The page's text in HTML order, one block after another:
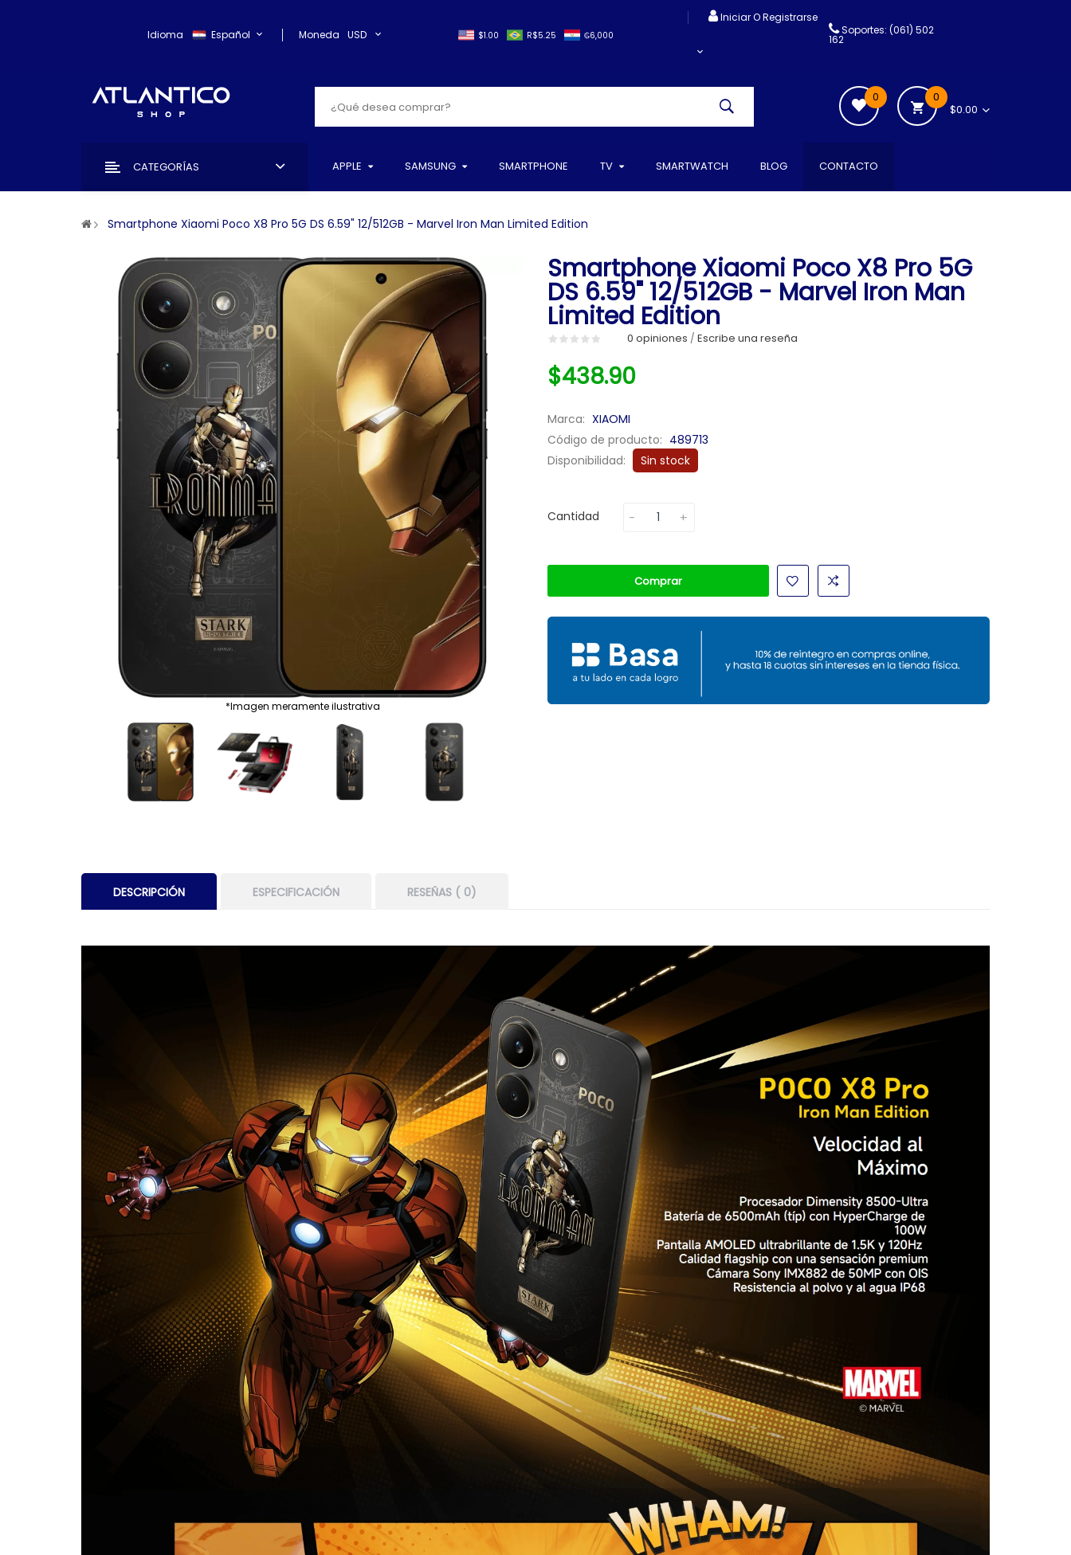
Idioma Español Moneda USD $1.00 ₲6,000
R$5.25
Iniciar O Registrarse
Soportes: (061) 502
162
0
$0.00
0
CATEGORÍAS APPLE SAMSUNG SMARTPHONE TV SMARTWATCH BLOG CONTACTO
Smartphone Xiaomi Poco X8 Pro 5G DS 6.59" 12/512GB - Marvel Iron Man Limited Edition
*Imagen meramente ilustrativa
Smartphone Xiaomi Poco X8 Pro 5G
DS 6.59" 12/512GB - Marvel Iron Man
Limited Edition
0 opiniones / Escribe una reseña
$438.90
Marca: XIAOMI
Código de producto: 489713
Disponibilidad:
Sin stock
Cantidad
Comprar
DESCRIPCIÓN ESPECIFICACIÓN RESEÑAS ( 0)